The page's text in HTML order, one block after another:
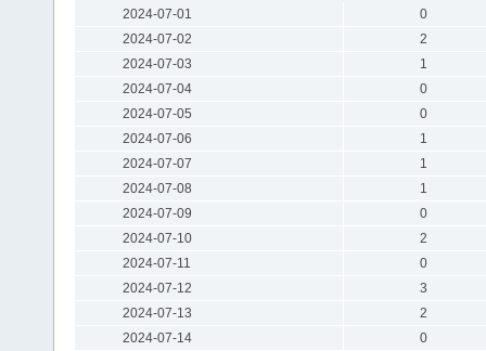
2024-07-01
0
2024-07-02
2
2024-07-03
1
2024-07-04
0
2024-07-05
0
2024-07-06
1
2024-07-07
1
2024-07-08
1
2024-07-09
0
2024-07-10
2
2024-07-11
0
2024-07-12
3
2024-07-13
2
2024-07-14
0